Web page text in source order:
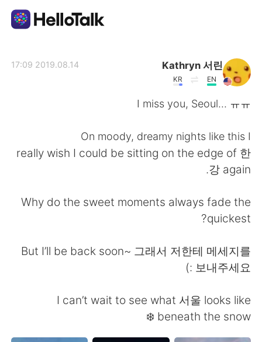
繁體中文 Español
Русский ไทย
Kathryn 서린
EN
KR
2019.08.14 17:09
I miss you, Seoul... ㅠㅠ
On moody, dreamy nights like this I
really wish I could be sitting on the edge of 한
강 again.
Why do the sweet moments always fade the
quickest?
But I’ll be back soon~ 그래서 저한테 메세지를
보내주세요 :)
I can’t wait to see what 서울 looks like
beneath the snow ❄️